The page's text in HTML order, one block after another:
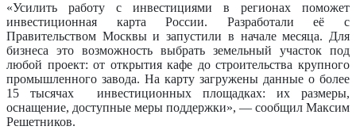
«Усилить работу с инвестициями в регионах поможет
инвестиционная карта России. Разработали её с
Правительством Москвы и запустили в начале месяца. Для
бизнеса это возможность выбрать земельный участок под
любой проект: от открытия кафе до строительства крупного
промышленного завода. На карту загружены данные о более
15 тысячах инвестиционных площадках: их размеры,
оснащение, доступные меры поддержки», — сообщил Максим
Решетников.